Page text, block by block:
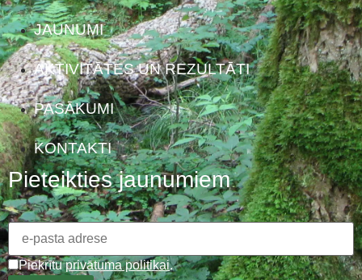
JAUNUMI
AKTIVITĀTES UN REZULTĀTI
PASĀKUMI
KONTAKTI
Pieteikties jaunumiem
Piekrītuprivātuma politikai.